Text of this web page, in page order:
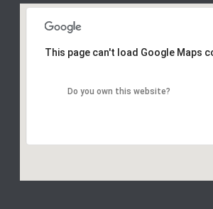
This page can't load Google Maps
Do you own this website?